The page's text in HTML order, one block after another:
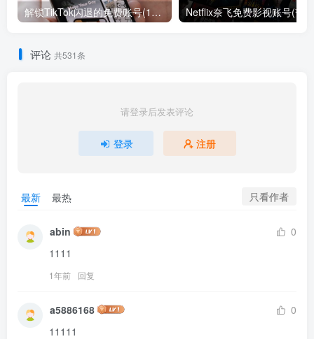
解锁TikTok闪退的免费账号(12月)
评论 共531条
请登录后发表评论
登录 注册
最新 最热 只看作者
abin
0
1111
1年前 回复
a5886168
0
11111